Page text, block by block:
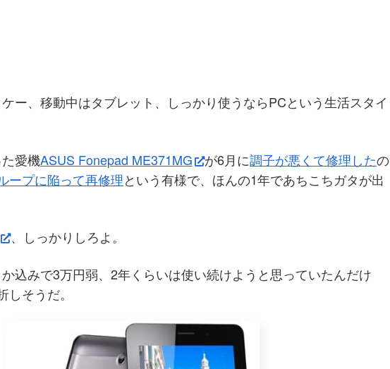
ー、移動中はタブレット、しっかり使うならPCという生活スタイ
愛機ASUS Fonepad ME371MG が6月に調子が悪くて修理したの
ープに陥って再修理という有様で、ほんの1年であちこちガタが出
、しっかりしろよ。
込みで3万円弱、2年くらいは使い続けようと思っていたんだけ
そうだ。